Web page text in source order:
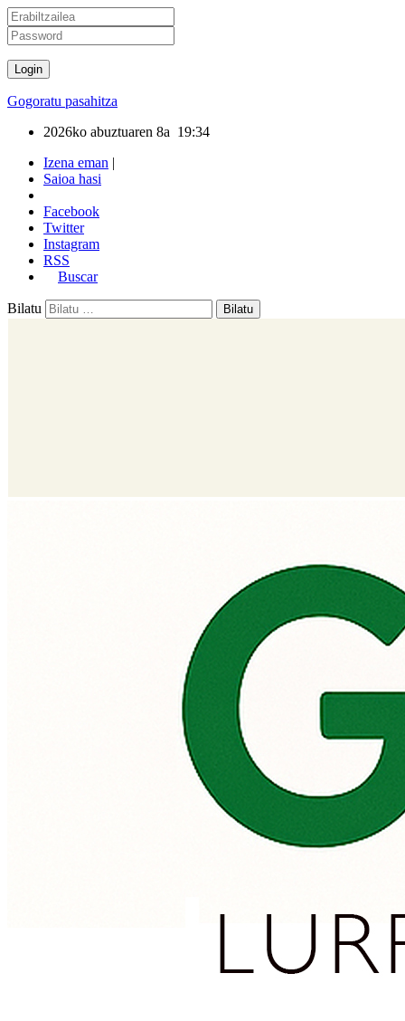
Gogoratu pasahitza
2026ko abuztuaren 8a 19:34
Izena eman |
Saioa hasi
Facebook
Twitter
Instagram
RSS
Buscar
Bilatu